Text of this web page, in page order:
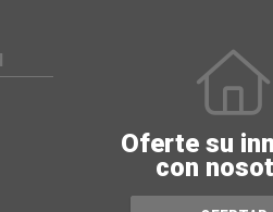
Oferte su
con